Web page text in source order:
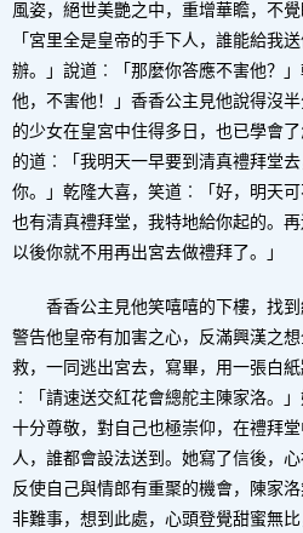
風姿，絕世美艷之中，重增華瞻，不
「宮里全是皇帝的手下人，誰能給我
辦。」說道︰「那麼你答應不害他？
他，不害他！」香香公主見他說得沒
的少女在皇宮中住得多日，也已學會
的道︰「我明天一早要到清真禮拜堂
你。」乾隆大喜，笑道︰「好，明天
也有清真禮拜堂，我特地給你起的。
以後你就不用再出宮去做禮拜了。」
香香公主見他笑嘻嘻的下樓，找
警告他皇帝有加害之心，反滿興漢之
救，一同逃出宮去，寫畢，用一張白
︰「請速送交紅花會總舵主陳家洛。
十分尊敬，對自己也極崇仰，在禮拜
人，誰都會設法送到。她寫了信後，
反使自己與情郎有重聚的機會，陳家
非難事，想到此處，心頭登覺甜蜜無